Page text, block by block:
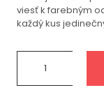
viesť k farebným
každý kus